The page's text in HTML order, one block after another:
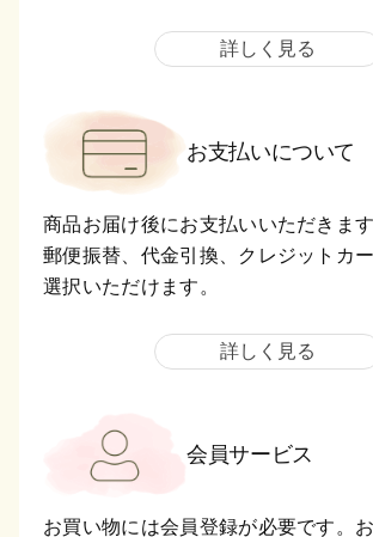
詳しく見る
お支払いについて
商品お届け後にお支払いいただきます
郵便振替、代金引換、クレジットカ
選択いただけます。
詳しく見る
会員サービス
お買い物には会員登録が必要です。